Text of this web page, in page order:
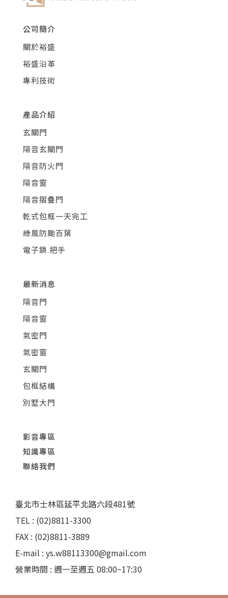
公司簡介
關於裕盛
裕盛沿革
專利技術
產品介紹
玄關門
隔音玄關門
隔音防火門
隔音窗
隔音摺疊門
乾式包框一天完工
綠風防颱百葉
電子鎖.把手
最新消息
隔音門
隔音窗
氣密門
氣密窗
玄關門
包框結構
別墅大門
影音專區
知識專區
聯絡我們
臺北市士林區延平北路六段481號
TEL : (02)8811-3300
FAX : (02)8811-3889
E-mail : ys.w88113300@gmail.com
營業時間 : 週一至週五 08:00~17:30